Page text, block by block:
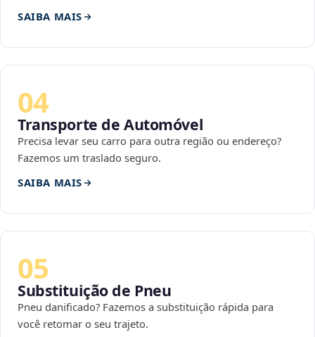
SAIBA MAIS
04
Transporte de Automóvel
Precisa levar seu carro para outra região ou endereço?
Fazemos um traslado seguro.
SAIBA MAIS
05
Substituição de Pneu
Pneu danificado? Fazemos a substituição rápida para
você retomar o seu trajeto.